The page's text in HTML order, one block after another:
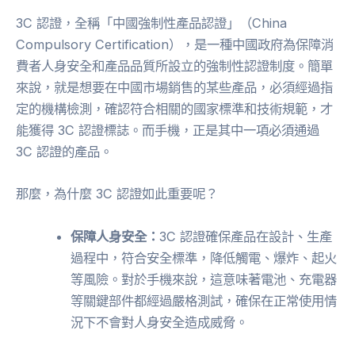
3C 認證，全稱「中國強制性產品認證」（China
Compulsory Certification），是一種中國政府為保障消
費者人身安全和產品品質所設立的強制性認證制度。簡單
來說，就是想要在中國市場銷售的某些產品，必須經過指
定的機構檢測，確認符合相關的國家標準和技術規範，才
能獲得 3C 認證標誌。而手機，正是其中一項必須通過
3C 認證的產品。
那麼，為什麼 3C 認證如此重要呢？
保障人身安全：3C 認證確保產品在設計、生產
過程中，符合安全標準，降低觸電、爆炸、起火
等風險。對於手機來說，這意味著電池、充電器
等關鍵部件都經過嚴格測試，確保在正常使用情
況下不會對人身安全造成威脅。